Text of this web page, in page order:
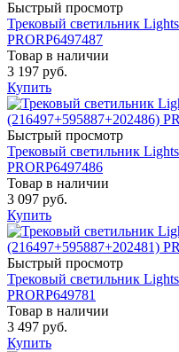
Быстрый просмотр
Трековый светильник
PRORP6497487
Товар в наличии
3 197 руб.
Купить
Быстрый просмотр
Трековый светильник
PRORP6497486
Товар в наличии
3 097 руб.
Купить
Быстрый просмотр
Трековый светильник
PRORP649781
Товар в наличии
3 497 руб.
Купить